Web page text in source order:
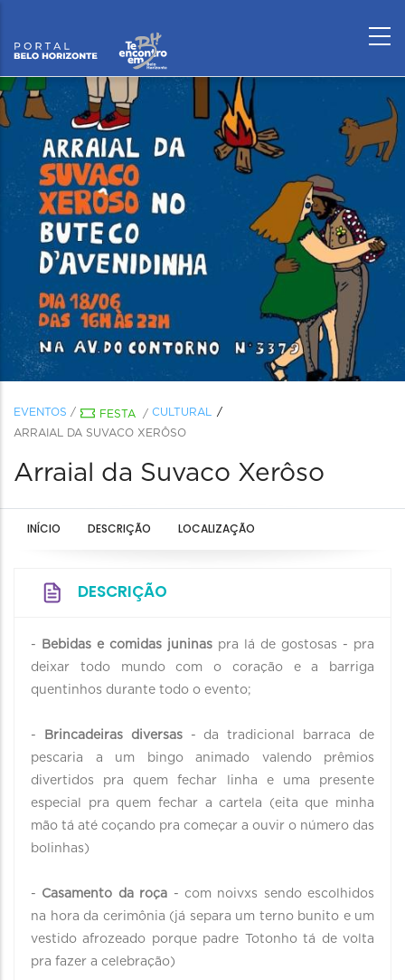
EVENTOS / FESTA / CULTURAL
ARRAIAL DA SUVACO XERÔSO
Arraial da Suvaco Xerôso
INÍCIO DESCRIÇÃO LOCALIZAÇÃO
DESCRIÇÃO
- Bebidas e comidas juninas pra lá de gostosas - pra
deixar todo mundo com o coração e a barriga
quentinhos durante todo o evento;
- Brincadeiras diversas- da tradicional barraca de
pescaria a um bingo animado valendo prêmios
divertidos pra quem fechar linha e uma presente
especial pra quem fechar a cartela (eita que minha
mão tá até coçando pra começar a ouvir o número das
bolinhas)
- Casamento da roça - com noivxs sendo escolhidos
na hora da cerimônia (já separa um terno bunito e um
vestido afrozeado porque padre Totonho tá de volta
pra fazer a celebração)